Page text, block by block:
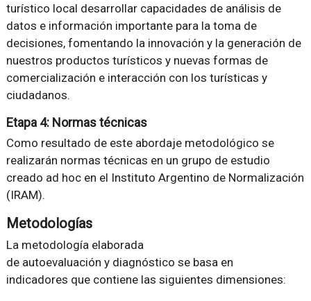
turístico local desarrollar capacidades de análisis de
datos e información importante para la toma de
decisiones, fomentando la innovación y la generación de
nuestros productos turísticos y nuevas formas de
comercialización e interacción con los turísticas y
ciudadanos.
Etapa 4: Normas técnicas
Como resultado de este abordaje metodológico se
realizarán normas técnicas en un grupo de estudio
creado ad hoc en el Instituto Argentino de Normalización
(IRAM).
Metodologías
La metodología elaborada
de autoevaluación y diagnóstico se basa en
indicadores que contiene las siguientes dimensiones: